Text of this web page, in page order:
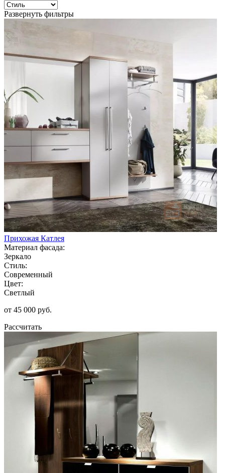
Развернуть фильтры
Прихожая Катлея
Материал фасада:
Зеркало
Стиль:
Современный
Цвет:
Светлый
от 45 000 руб.
Рассчитать